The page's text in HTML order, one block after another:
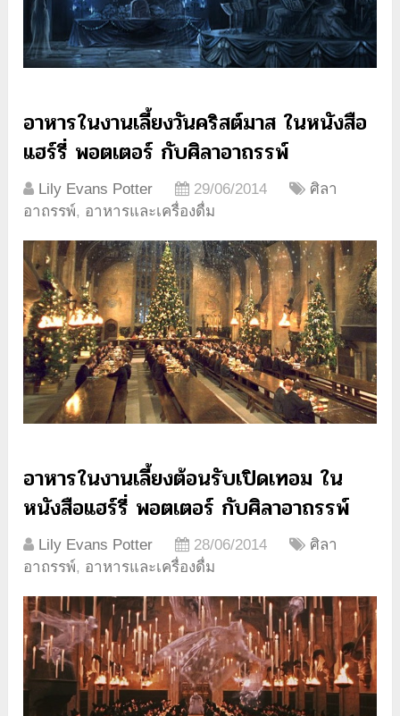
อาหารในงานเลี้ยงวันคริสต์มาส ในหนังสือ
แฮร์รี่ พอตเตอร์ กับศิลาอาถรรพ์
Lily Evans Potter 29/06/2014
ศิลา
อาถรรพ์, อาหารและเครื่องดื่ม
อาหารในงานเลี้ยงต้อนรับเปิดเทอม ใน
หนังสือแฮร์รี่ พอตเตอร์ กับศิลาอาถรรพ์
Lily Evans Potter 28/06/2014
ศิลา
อาถรรพ์, อาหารและเครื่องดื่ม